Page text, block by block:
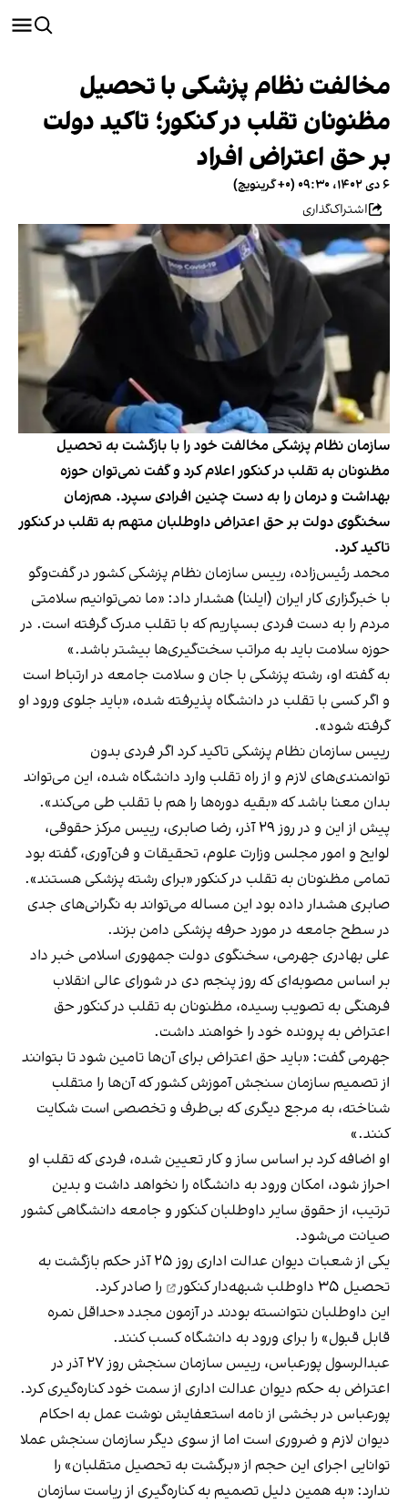
مخالفت نظام پزشکی با تحصیل
مظنونان تقلب در کنکور؛ تاکید دولت
بر حق اعتراض افراد
۶ دی ۱۴۰۲، ۰۹:۳۰ (‎+۰ گرینویچ)
اشتراک‌گذاری
سازمان نظام پزشکی مخالفت خود را با بازگشت به تحصیل
مظنونان به تقلب در کنکور اعلام کرد و گفت نمی‌توان حوزه
بهداشت و درمان را به دست چنین افرادی سپرد. هم‌زمان
سخنگوی دولت بر حق اعتراض داوطلبان متهم به تقلب در کنکور
تاکید کرد.
محمد رئیس‌زاده، رییس سازمان نظام پزشکی کشور در گفت‌وگو
با خبرگزاری کار ایران (ایلنا) هشدار داد: «ما نمی‌توانیم سلامتی
مردم را به دست فردی بسپاریم که با تقلب مدرک گرفته است. در
حوزه سلامت باید به مراتب سخت‌گیری‌ها بیشتر باشد.»
به گفته او، رشته پزشکی با جان و سلامت جامعه در ارتباط است
و اگر کسی با تقلب در دانشگاه پذیرفته شده، «باید جلوی ورود او
گرفته شود».
رییس سازمان نظام پزشکی تاکید کرد اگر فردی بدون
توانمندی‌های لازم و از راه تقلب وارد دانشگاه شده، این می‌تواند
بدان معنا باشد که «بقیه دوره‌ها را هم با تقلب طی می‌کند».
پیش از این و در روز ۲۹ آذر، رضا صابری، رییس مرکز حقوقی،
لوایح و امور مجلس وزارت علوم، تحقیقات و فن‌آوری، گفته بود
تمامی مظنونان به تقلب در کنکور «برای رشته پزشکی هستند».
صابری هشدار داده بود این مساله می‌تواند به نگرانی‌های جدی
در سطح جامعه در مورد حرفه پزشکی دامن بزند.
علی بهادری جهرمی، سخنگوی دولت جمهوری اسلامی خبر داد
بر اساس مصوبه‌‌ای که روز پنجم دی در شورای عالی انقلاب
فرهنگی به تصویب رسیده، مظنونان به تقلب در کنکور حق
اعتراض به پرونده خود را خواهند داشت.
جهرمی گفت: «باید حق اعتراض برای آن‌ها تامین شود تا بتوانند
از تصمیم سازمان سنجش آموزش کشور که آن‌ها را متقلب
شناخته، به مرجع دیگری که بی‌طرف و تخصصی است شکایت
کنند.»
او اضافه کرد بر اساس ساز و کار تعیین شده، فردی که تقلب او
احراز شود، امکان ورود به دانشگاه را نخواهد داشت و بدین
ترتیب، از حقوق سایر داوطلبان کنکور و جامعه دانشگاهی کشور
صیانت می‌شود.
یکی از شعبات دیوان عدالت اداری روز ۲۵ آذر حکم بازگشت به
تحصیل ۳۵ داوطلب شبهه‌دار کنکور
را صادر کرد.
این داوطلبان نتوانسته بودند در آزمون مجدد «حداقل نمره
قابل قبول» را برای ورود به دانشگاه‌ کسب کنند.
عبدالرسول پورعباس، رییس سازمان سنجش روز ۲۷ آذر در
اعتراض به حکم دیوان عدالت اداری از سمت خود کناره‌گیری کرد.
پورعباس در بخشی از نامه استعفایش نوشت عمل به احکام
دیوان لازم و ضروری است اما از سوی دیگر سازمان سنجش عملا
توانایی اجرای این حجم از «برگشت به تحصیل متقلبان» را
ندارد: «به همین دلیل تصمیم‌ به کناره‌گیری از ریاست سازمان